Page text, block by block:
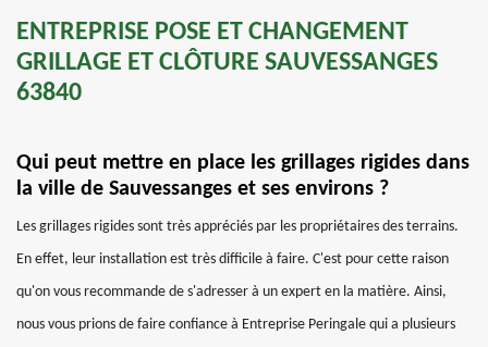
ENTREPRISE POSE ET CHANGEMENT
GRILLAGE ET CLÔTURE SAUVESSANGES
63840
Qui peut mettre en place les grillages rigides dans
la ville de Sauvessanges et ses environs ?
Les grillages rigides sont très appréciés par les propriétaires des terrains.
En effet, leur installation est très difficile à faire. C'est pour cette raison
qu'on vous recommande de s'adresser à un expert en la matière. Ainsi,
nous vous prions de faire confiance à Entreprise Peringale qui a plusieurs